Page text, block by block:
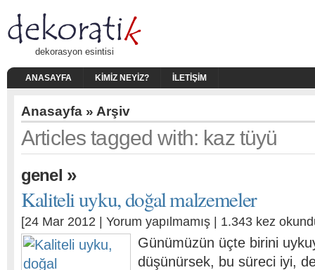
dekorasyon esintisi
ANASAYFA KIMIZ NEYIZ? İLETIŞIM
Anasayfa » Arşiv
Articles tagged with: kaz tüyü
genel »
Kaliteli uyku, doğal malzemeler
[24 Mar 2012 | Yorum yapılmamış | 1.343 kez
Günümüzün üçte birini
düşünürsek, bu süreci iyi,